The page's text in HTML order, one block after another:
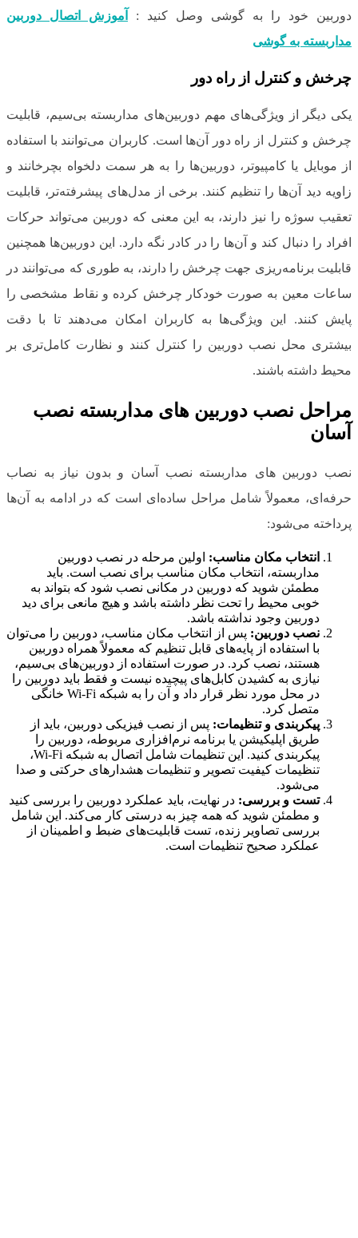
دوربین خود را به گوشی وصل کنید :
آموزش اتصال دوربین
مداربسته به گوشی
چرخش و کنترل از راه دور
یکی دیگر از ویژگی‌های مهم دوربین‌های مداربسته بی‌سیم، قابلیت
چرخش و کنترل از راه دور آن‌ها است. کاربران می‌توانند با استفاده
از موبایل یا کامپیوتر، دوربین‌ها را به هر سمت دلخواه بچرخانند و
زاویه دید آن‌ها را تنظیم کنند. برخی از مدل‌های پیشرفته‌تر، قابلیت
تعقیب سوژه را نیز دارند، به این معنی که دوربین می‌تواند حرکات
افراد را دنبال کند و آن‌ها را در کادر نگه دارد. این دوربین‌ها همچنین
قابلیت برنامه‌ریزی جهت چرخش را دارند، به طوری که می‌توانند در
ساعات معین به صورت خودکار چرخش کرده و نقاط مشخصی را
پایش کنند. این ویژگی‌ها به کاربران امکان می‌دهند تا با دقت
بیشتری محل نصب دوربین را کنترل کنند و نظارت کامل‌تری بر
محیط داشته باشند.
مراحل نصب دوربین های مداربسته نصب
آسان
نصب دوربین های مداربسته نصب آسان و بدون نیاز به نصاب
حرفه‌ای، معمولاً شامل مراحل ساده‌ای است که در ادامه به آن‌ها
پرداخته می‌شود:
انتخاب مکان مناسب: اولین مرحله در نصب دوربین
مداربسته، انتخاب مکان مناسب برای نصب است. باید
مطمئن شوید که دوربین در مکانی نصب شود که بتواند به
خوبی محیط را تحت نظر داشته باشد و هیچ مانعی برای دید
دوربین وجود نداشته باشد.
نصب دوربین: پس از انتخاب مکان مناسب، دوربین را می‌توان
با استفاده از پایه‌های قابل تنظیم که معمولاً همراه دوربین
هستند، نصب کرد. در صورت استفاده از دوربین‌های بی‌سیم،
نیازی به کشیدن کابل‌های پیچیده نیست و فقط باید دوربین را
در محل مورد نظر قرار داد و آن را به شبکه Wi-Fi خانگی
متصل کرد.
پیکربندی و تنظیمات: پس از نصب فیزیکی دوربین، باید از
طریق اپلیکیشن یا برنامه نرم‌افزاری مربوطه، دوربین را
پیکربندی کنید. این تنظیمات شامل اتصال به شبکه Wi-Fi،
تنظیمات کیفیت تصویر و تنظیمات هشدارهای حرکتی و صدا
می‌شود.
تست و بررسی: در نهایت، باید عملکرد دوربین را بررسی کنید
و مطمئن شوید که همه چیز به درستی کار می‌کند. این شامل
بررسی تصاویر زنده، تست قابلیت‌های ضبط و اطمینان از
عملکرد صحیح تنظیمات است.